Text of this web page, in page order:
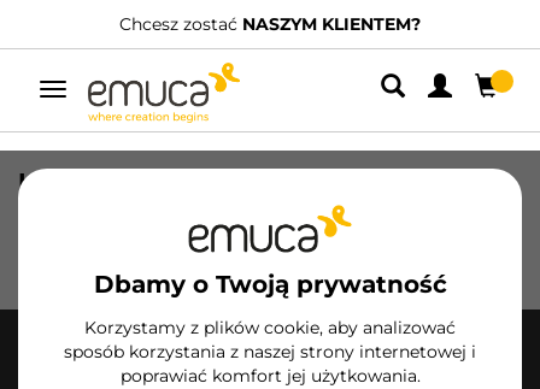
Chcesz zostać NASZYM KLIENTEM?
Przełącz
nawigację
Dbamy o Twoją prywatność
Korzystamy z plików cookie, aby analizować
sposób korzystania z naszej strony internetowej i
poprawiać komfort jej użytkowania.
Historia przeglądania
Historia przeglądania jest pusta